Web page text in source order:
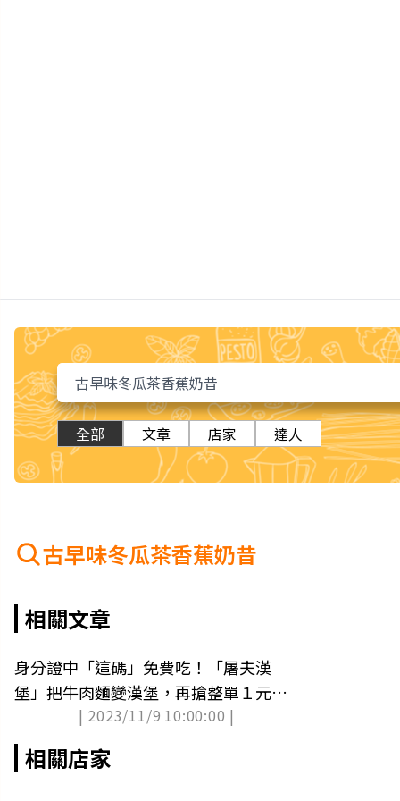
全部 文章 店家 達人
古早味冬瓜茶香蕉奶昔
相關文章
身分證中「這碼」免費吃！「屠夫漢
堡」把牛肉麵變漢堡，再搶整單１元優
| 2023/11/9 10:00:00 |
相關店家